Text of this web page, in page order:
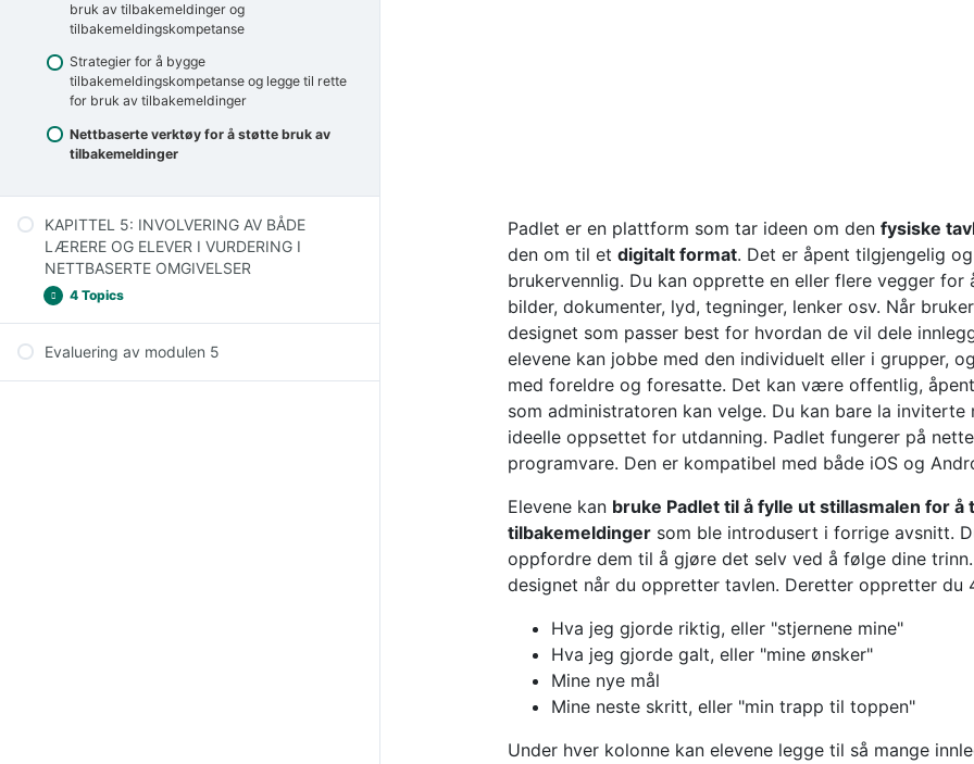
bruk av tilbakemeldinger og
tilbakemeldingskompetanse
Strategier for å bygge
tilbakemeldingskompetanse og legge til rette
for bruk av tilbakemeldinger
Nettbaserte verktøy for å støtte bruk av
tilbakemeldinger
KAPITTEL 5: INVOLVERING AV BÅDE
LÆRERE OG ELEVER I VURDERING I
NETTBASERTE OMGIVELSER
4 Topics
Aktører involvert i vurderingsprosessen
Evaluering av modulen 5
Padlet er en plattform som tar ideen om den fysiske
den om til et digitalt format. Det er åpent tilgjengelig
brukervennlig. Du kan opprette en eller flere vegger
bilder, dokumenter, lyd, tegninger, lenker osv. Når
designet som passer best for hvordan de vil dele
elevene kan jobbe med den individuelt eller i grupper,
med foreldre og foresatte. Det kan være offentlig,
som administratoren kan velge. Du kan bare la
ideelle oppsettet for utdanning. Padlet fungerer på
programvare. Den er kompatibel med både iOS og
Elevene kan bruke Padlet til å fylle ut stillasmalen for
tilbakemeldinger som ble introdusert i forrige avsnitt.
oppfordre dem til å gjøre det selv ved å følge dine
designet når du oppretter tavlen. Deretter oppretter du
Hva jeg gjorde riktig, eller "stjernene mine"
Hva jeg gjorde galt, eller "mine ønsker"
Mine nye mål
Mine neste skritt, eller "min trapp til toppen"
Under hver kolonne kan elevene legge til så mange